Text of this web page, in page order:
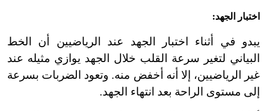
اختبار الجهد:
يبدو في أثناء اختبار الجهد عند الرياضيين أن الخط
البياني لتغير سرعة القلب خلال الجهد يوازي مثيله عند
غير الرياضيين، إلا أنه أخفض منه. وتعود الضربات بسرعة
إلى مستوى الراحة بعد انتهاء الجهد.